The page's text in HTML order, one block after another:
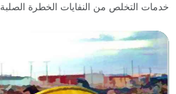
خدمات التخلص من النفايات الخطرة الصلبة